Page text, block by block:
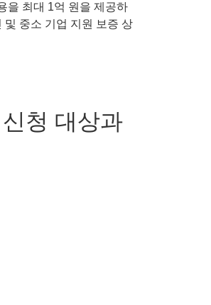
을 최대 1억 원을 제공하
중소 기업 지원 보증 상
청 대상과